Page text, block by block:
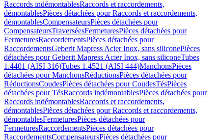
Raccords indémontablesRaccords et raccordements,
démontablesPièces détachées pour Raccords et raccordements,
démontablesCompensateursPièces détachées pour
CompensateursTraverséesFermeturesPièces détachées pour
FermeturesRaccordementsPièces détachées pour
RaccordementsGeberit Mapress Acier Inox, sans siliconePièces
détachées pour Geberit Mapress Acier Inox, sans siliconeTubes
1.4401 (AISI 316)Tubes 1.4521 (AISI 444)ManchonsPièces
détachées pour ManchonsRéductionsPièces détachées pour
RéductionsCoudesPièces détachées pour CoudesTésPièces
détachées pour TésRaccords indémontablesPièces détachées pour
Raccords indémontablesRaccords et raccordements,
démontablesPièces détachées pour Raccords et raccordements,
démontablesFermeturesPièces détachées pour
FermeturesRaccordementsPièces détachées pour
RaccordementsCompensateursPièces détachées pour